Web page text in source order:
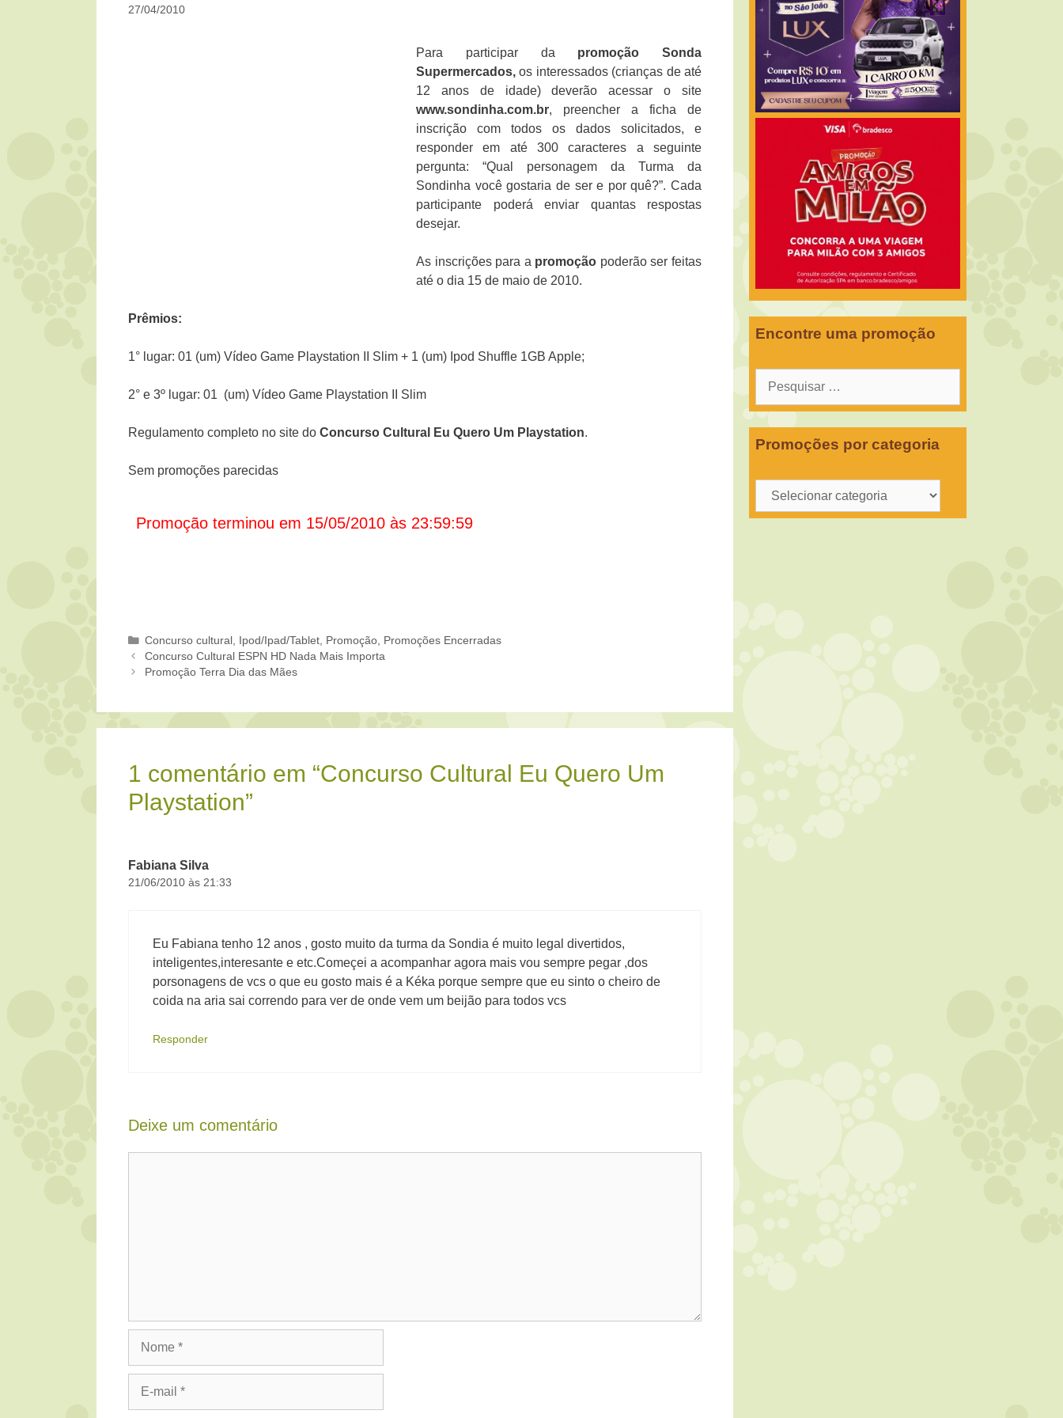
27/04/2010
Para participar da promoção Sonda
Supermercados,os interessados (crianças de até
12 anos de idade) deverão acessar o site
www.sondinha.com.br, preencher a ficha de
inscrição com todos os dados solicitados, e
responder em até 300 caracteres a seguinte
pergunta: “Qual personagem da Turma da
Sondinha você gostaria de ser e por quê?”. Cada
participante poderá enviar quantas respostas
desejar.
As inscrições para a promoção poderão ser feitas
até o dia 15 de maio de 2010.
Prêmios:
1° lugar: 01 (um) Vídeo Game Playstation II Slim + 1 (um) Ipod Shuffle 1GB Apple;
2° e 3º lugar: 01 (um) Vídeo Game Playstation II Slim
Regulamento completo no site do Concurso Cultural Eu Quero Um Playstation.
Sem promoções parecidas
Promoção terminou em 15/05/2010 às 23:59:59
Categorias
Concurso cultural Ipod/Ipad/Tablet Promoção Promoções Encerradas
Concurso Cultural ESPN HD Nada Mais Importa
Promoção Terra Dia das Mães
1 comentário em “Concurso Cultural Eu Quero Um
Playstation”
Fabiana Silva
21/06/2010 às 21:33
Eu Fabiana tenho 12 anos , gosto muito da turma da Sondia é muito legal divertidos,
inteligentes,interesante e etc.Começei a acompanhar agora mais vou sempre pegar ,dos
porsonagens de vcs o que eu gosto mais é a Kéka porque sempre que eu sinto o cheiro de
coida na aria sai correndo para ver de onde vem um beijão para todos vcs
Responder
Deixe um comentário
Encontre uma promoção
Pesquisar
Promoções por categoria
Promoções
por